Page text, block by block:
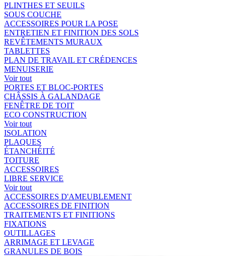
PLINTHES ET SEUILS
SOUS COUCHE
ACCESSOIRES POUR LA POSE
ENTRETIEN ET FINITION DES SOLS
REVÊTEMENTS MURAUX
TABLETTES
PLAN DE TRAVAIL ET CRÉDENCES
MENUISERIE
Voir tout
PORTES ET BLOC-PORTES
CHÂSSIS À GALANDAGE
FENÊTRE DE TOIT
ECO CONSTRUCTION
Voir tout
ISOLATION
PLAQUES
ÉTANCHÉITÉ
TOITURE
ACCESSOIRES
LIBRE SERVICE
Voir tout
ACCESSOIRES D'AMEUBLEMENT
ACCESSOIRES DE FINITION
TRAITEMENTS ET FINITIONS
FIXATIONS
OUTILLAGES
ARRIMAGE ET LEVAGE
GRANULES DE BOIS